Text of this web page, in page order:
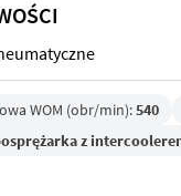
WOM (obr/min):540
z